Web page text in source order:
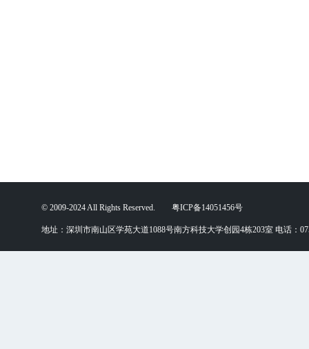
© 2009-2024 All Rights Reserved. 粤ICP备14051456号
地址：深圳市南山区学苑大道1088号南方科技大学创园4栋203室 电话：